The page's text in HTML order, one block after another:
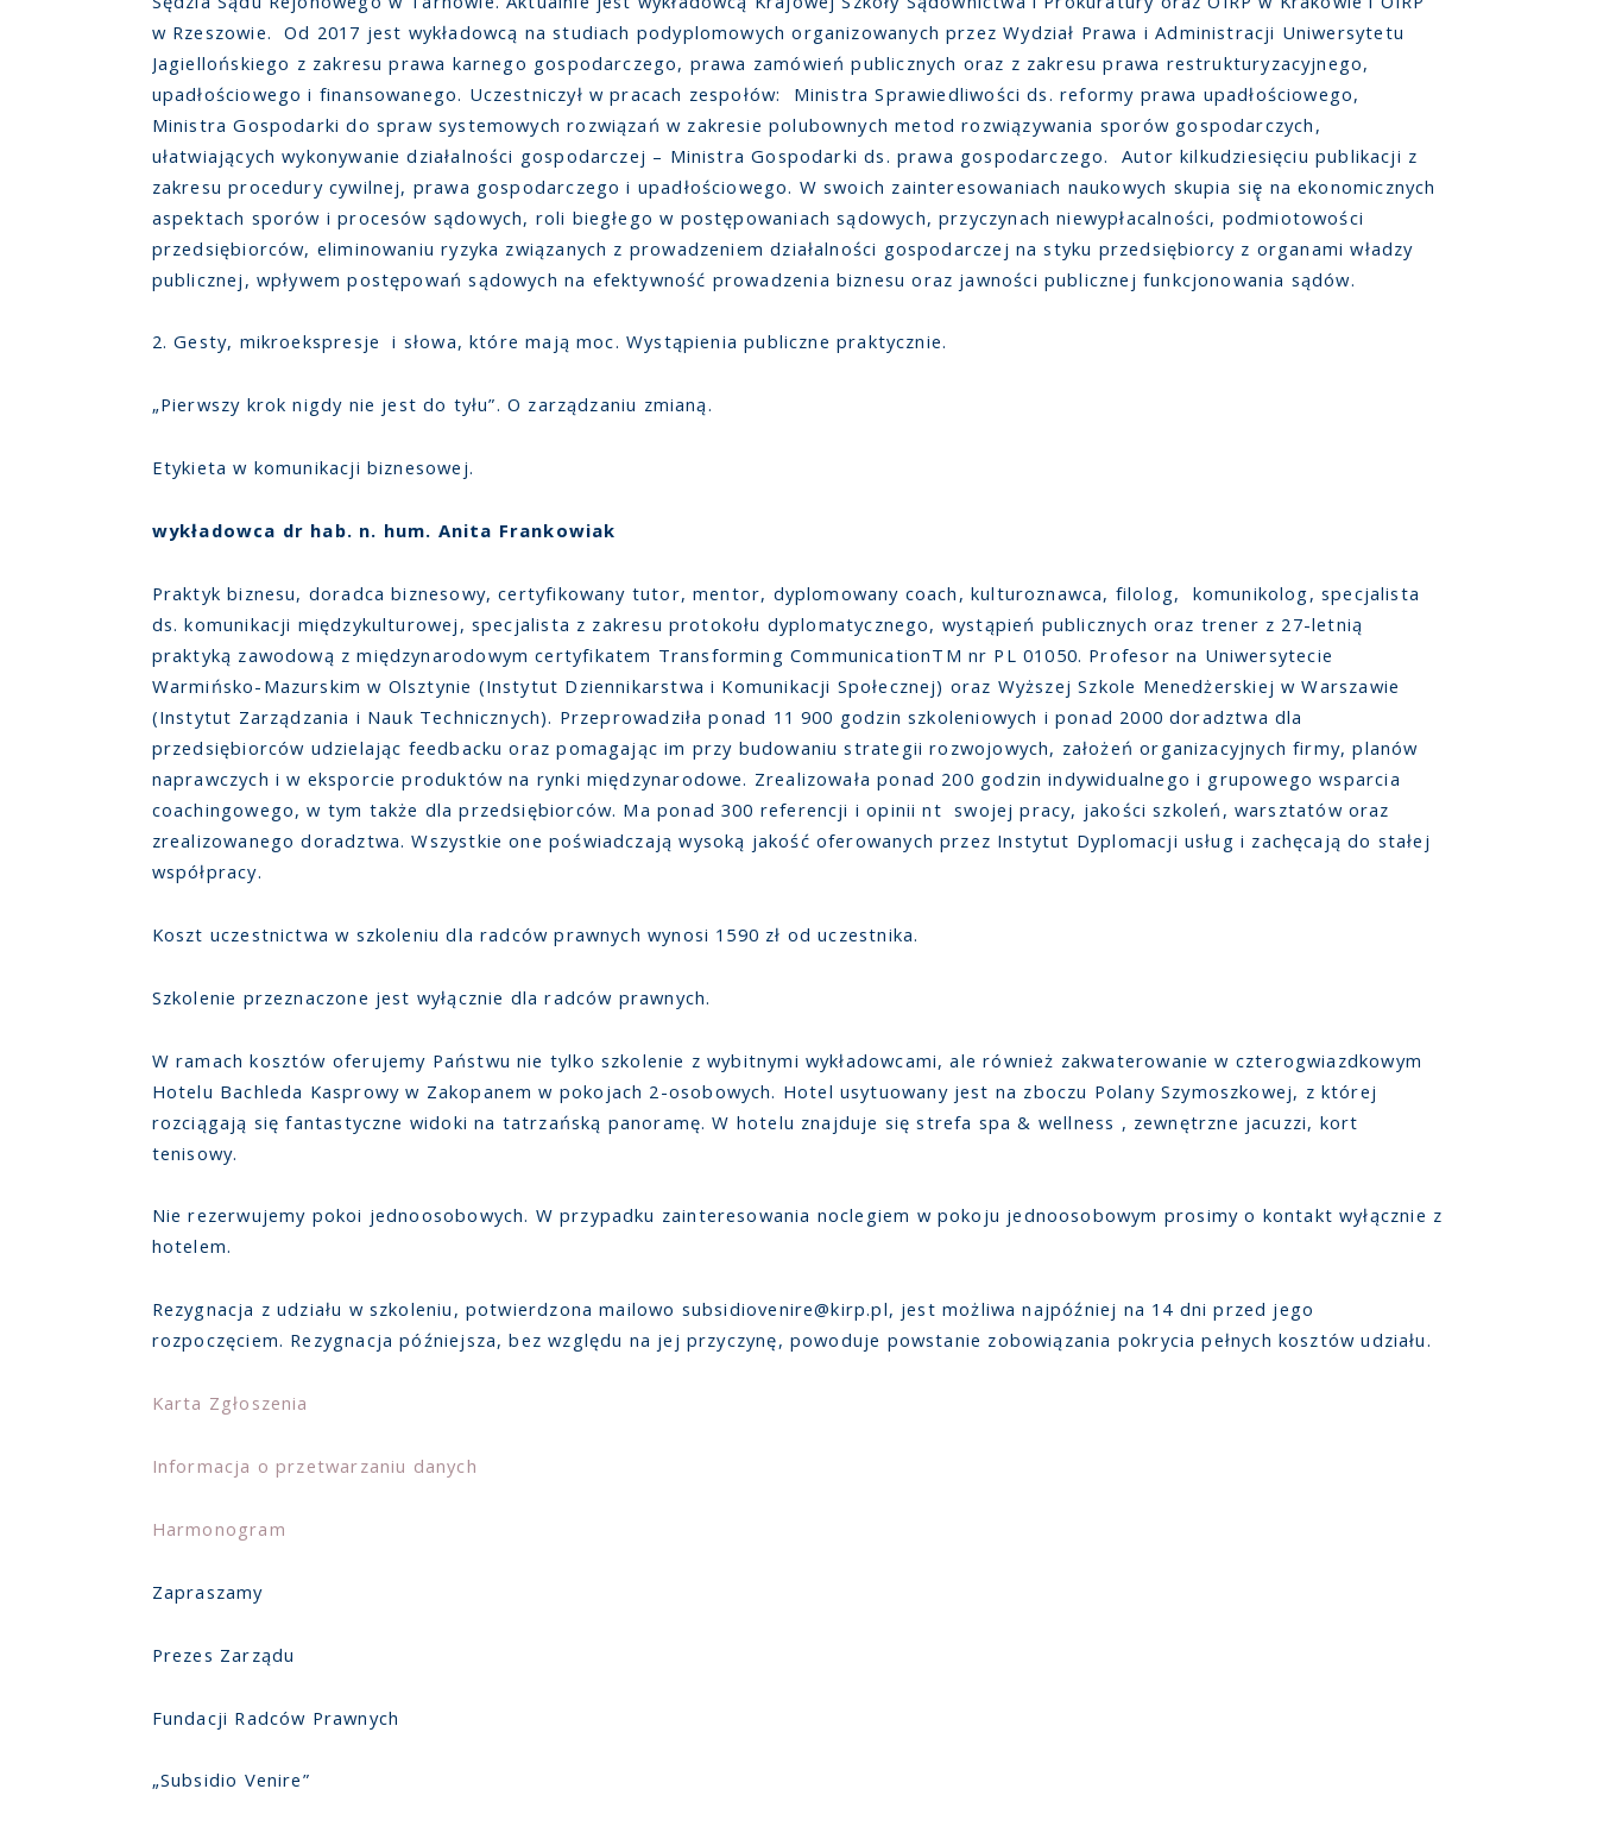
w Rzeszowie. Od 2017 jest wykładowcą na studiach podyplomowych organizowanych przez Wydział Prawa i Administracji Uniwersytetu
Jagiellońskiego z zakresu prawa karnego gospodarczego, prawa zamówień publicznych oraz z zakresu prawa restrukturyzacyjnego,
upadłościowego i finansowanego. Uczestniczył w pracach zespołów: Ministra Sprawiedliwości ds. reformy prawa upadłościowego,
Ministra Gospodarki do spraw systemowych rozwiązań w zakresie polubownych metod rozwiązywania sporów gospodarczych,
ułatwiających wykonywanie działalności gospodarczej – Ministra Gospodarki ds. prawa gospodarczego. Autor kilkudziesięciu publikacji z
zakresu procedury cywilnej, prawa gospodarczego i upadłościowego. W swoich zainteresowaniach naukowych skupia się̨ na ekonomicznych
aspektach sporów i procesów sądowych, roli biegłego w postępowaniach sądowych, przyczynach niewypłacalności, podmiotowości
przedsiębiorców, eliminowaniu ryzyka związanych z prowadzeniem działalności gospodarczej na styku przedsiębiorcy z organami władzy
publicznej, wpływem postępowań sądowych na efektywność prowadzenia biznesu oraz jawności publicznej funkcjonowania sądów.
2. Gesty, mikroekspresje i słowa, które mają moc. Wystąpienia publiczne praktycznie.
„Pierwszy krok nigdy nie jest do tyłu”. O zarządzaniu zmianą.
Etykieta w komunikacji biznesowej.
wykładowca dr hab. n. hum. Anita Frankowiak
Praktyk biznesu, doradca biznesowy, certyfikowany tutor, mentor, dyplomowany coach, kulturoznawca, filolog, komunikolog, specjalista
ds. komunikacji międzykulturowej, specjalista z zakresu protokołu dyplomatycznego, wystąpień publicznych oraz trener z 27-letnią
praktyką zawodową z międzynarodowym certyfikatem Transforming CommunicationTM nr PL 01050. Profesor na Uniwersytecie
Warmińsko-Mazurskim w Olsztynie (Instytut Dziennikarstwa i Komunikacji Społecznej) oraz Wyższej Szkole Menedżerskiej w Warszawie
(Instytut Zarządzania i Nauk Technicznych). Przeprowadziła ponad 11 900 godzin szkoleniowych i ponad 2000 doradztwa dla
przedsiębiorców udzielając feedbacku oraz pomagając im przy budowaniu strategii rozwojowych, założeń organizacyjnych firmy, planów
naprawczych i w eksporcie produktów na rynki międzynarodowe. Zrealizowała ponad 200 godzin indywidualnego i grupowego wsparcia
coachingowego, w tym także dla przedsiębiorców. Ma ponad 300 referencji i opinii nt swojej pracy, jakości szkoleń, warsztatów oraz
zrealizowanego doradztwa. Wszystkie one poświadczają wysoką jakość oferowanych przez Instytut Dyplomacji usług i zachęcają do stałej
współpracy.
Koszt uczestnictwa w szkoleniu dla radców prawnych wynosi 1590 zł od uczestnika.
Szkolenie przeznaczone jest wyłącznie dla radców prawnych.
W ramach kosztów oferujemy Państwu nie tylko szkolenie z wybitnymi wykładowcami, ale również zakwaterowanie w czterogwiazdkowym
Hotelu Bachleda Kasprowy w Zakopanem w pokojach 2-osobowych. Hotel usytuowany jest na zboczu Polany Szymoszkowej, z której
rozciągają się fantastyczne widoki na tatrzańską panoramę. W hotelu znajduje się strefa spa & wellness , zewnętrzne jacuzzi, kort
tenisowy.
Nie rezerwujemy pokoi jednoosobowych. W przypadku zainteresowania noclegiem w pokoju jednoosobowym prosimy o kontakt wyłącznie z
hotelem.
Rezygnacja z udziału w szkoleniu, potwierdzona mailowo subsidiovenire@kirp.pl, jest możliwa najpóźniej na 14 dni przed jego
rozpoczęciem. Rezygnacja późniejsza, bez względu na jej przyczynę, powoduje powstanie zobowiązania pokrycia pełnych kosztów udziału.
Karta Zgłoszenia
Informacja o przetwarzaniu danych
Harmonogram
Zapraszamy
Prezes Zarządu
Fundacji Radców Prawnych
„Subsidio Venire”